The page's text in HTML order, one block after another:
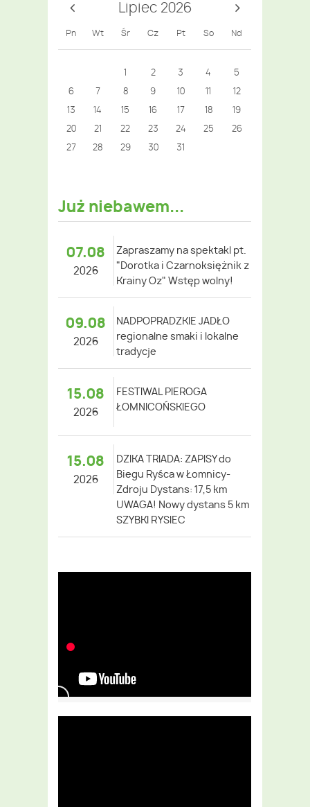
Lipiec 2026
Pn Wt Śr Cz Pt So Nd
1 2 3 4 5
6 7 8 9 10 11 12
13 14 15 16 17 18 19
20 21 22 23 24 25 26
27 28 29 30 31
Już niebawem...
07.08
2026
Zapraszamy na spektakl pt.
"Dorotka i Czarnoksiężnik z
Krainy Oz" Wstęp wolny!
09.08
2026
NADPOPRADZKIE JADŁO
regionalne smaki i lokalne
tradycje
15.08
2026
FESTIWAL PIEROGA
ŁOMNICOŃSKIEGO
15.08
2026
DZIKA TRIADA: ZAPISY do
Biegu Ryśca w Łomnicy-
Zdroju Dystans: 17,5 km
UWAGA! Nowy dystans 5 km
SZYBKI RYSIEC